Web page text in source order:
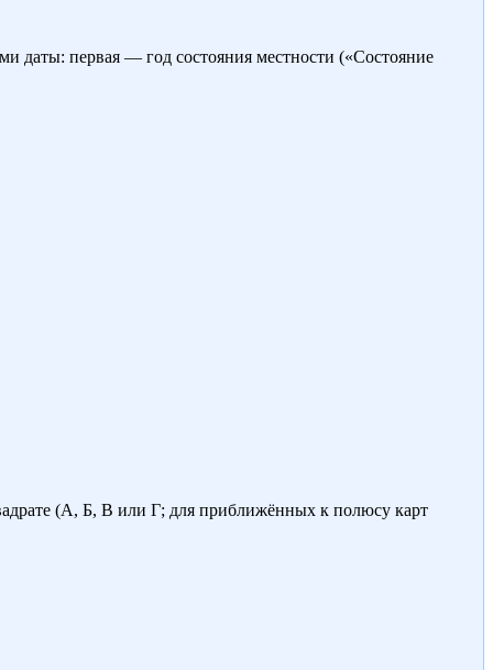
даты: первая — год состояния местности («Состояние
(А, Б, В или Г; для приближённых к полюсу карт